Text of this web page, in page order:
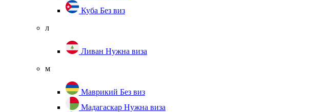
Куба Без виз
л
Ливан Нужна виза
м
Маврикий Без виз
Мадагаскар Нужна виза